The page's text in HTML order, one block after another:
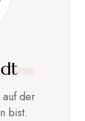
auf der
bist.